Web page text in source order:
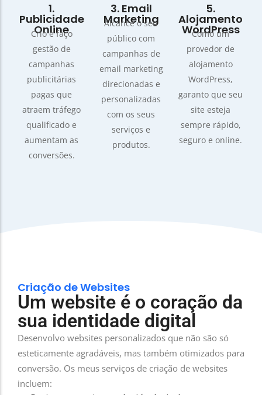
1.
Publicidade
Online
Crio e faço
gestão de
campanhas
publicitárias
pagas que
atraem tráfego
qualificado e
aumentam as
conversões.
3. Email
Marketing
Alcance o seu
público com
campanhas de
email marketing
direcionadas e
personalizadas
com os seus
serviços e
produtos.
5.
Alojamento
WordPress
Como um
provedor de
alojamento
WordPress,
garanto que seu
site esteja
sempre rápido,
seguro e online.
Criação de Websites
Um website é o coração da
sua identidade digital
Desenvolvo websites personalizados que não são só
esteticamente agradáveis, mas também otimizados para
conversão. Os meus serviços de criação de websites
incluem: